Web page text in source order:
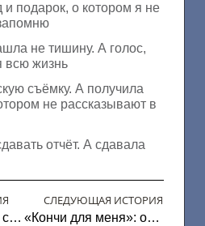
и подарок, о котором я не
не тишину. А голос,
всю жизнь
съёмку. А получила
не рассказывают в
отчёт. А сдавала
История шестерых студентов и женщины из парка
СЛЕДУЮЩАЯ ИСТОРИЯ
«Кончи для меня»: откровенная история главврача и гинеколога в частной клинике